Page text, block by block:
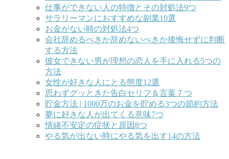
仕事ができない人の特徴とその対処法9つ
サラリーマンにおすすめな副業10選
お金がない時の対処法4つ
会社辞めるべきか辞めないべきか後悔せずに判断
する方法
彼女できない男が理想の恋人を手に入れる5つの
方法
女性が好きな人にとる態度12選
思わずグッときた告白セリフ＆言葉７つ
貯金方法 | 1000万のお金を貯める3つの節約方法
夢に好きな人が出てくる意味7つ
情緒不安定の症状と原因8つ
やる気が出ない時にやる気を出す14の方法